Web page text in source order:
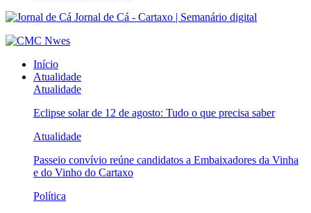
Jornal de Cá - Cartaxo | Semanário digital
Início
Atualidade
Atualidade
Eclipse solar de 12 de agosto: Tudo o que precisa saber
Atualidade
Passeio convívio reúne candidatos a Embaixadores da Vinha
e do Vinho do Cartaxo
Política